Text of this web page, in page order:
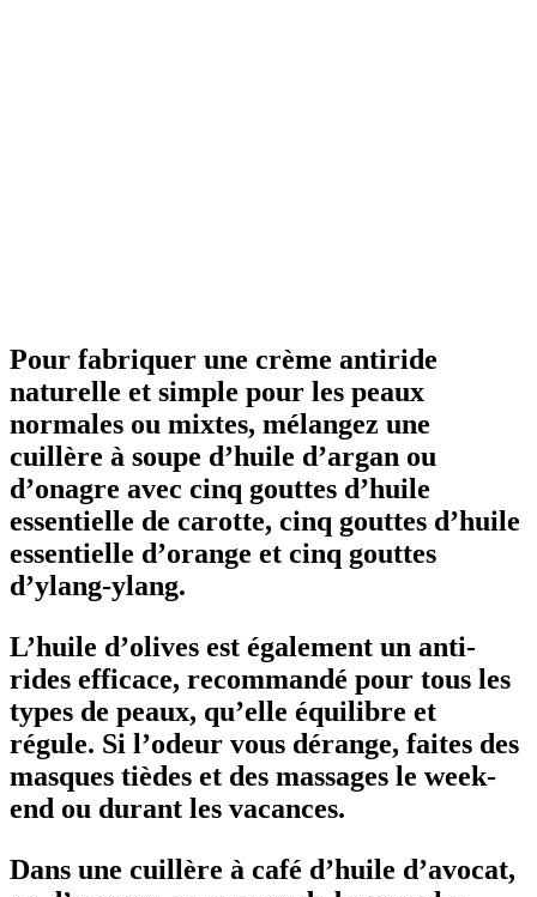
Pour fabriquer une crème antiride
naturelle et simple pour les peaux
normales ou mixtes, mélangez une
cuillère à soupe d’huile d’argan ou
d’onagre avec cinq gouttes d’huile
essentielle de carotte, cinq gouttes d’huile
essentielle d’orange et cinq gouttes
d’ylang-ylang.
L’huile d’olives est également un anti-
rides efficace, recommandé pour tous les
types de peaux, qu’elle équilibre et
régule. Si l’odeur vous dérange, faites des
masques tièdes et des massages le week-
end ou durant les vacances.
Dans une cuillère à café d’huile d’avocat,